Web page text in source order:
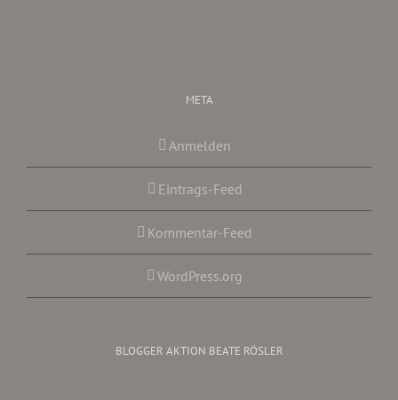
META
Anmelden
Eintrags-Feed
Kommentar-Feed
WordPress.org
BLOGGER AKTION BEATE RÖSLER